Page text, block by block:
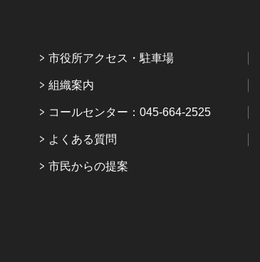
市役所アクセス・駐車場
組織案内
コールセンター：045-664-2525
よくある質問
市民からの提案